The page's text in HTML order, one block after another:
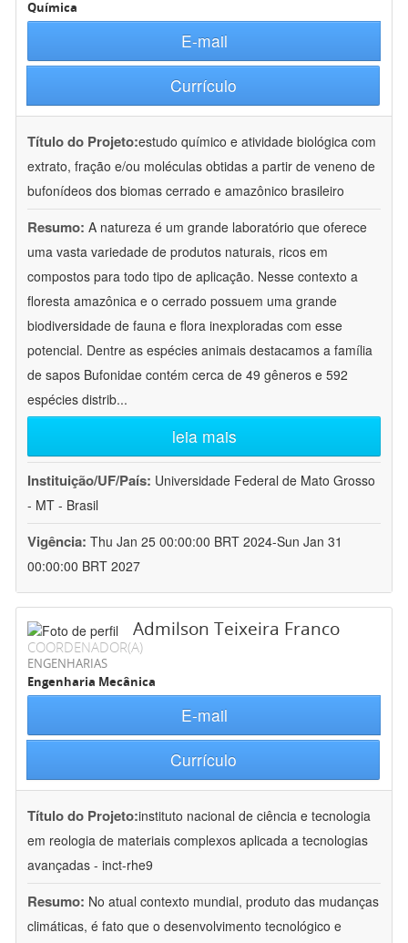
Química
E-mail
Currículo
Título do Projeto:estudo químico e atividade biológica com
extrato, fração e/ou moléculas obtidas a partir de veneno de
bufonídeos dos biomas cerrado e amazônico brasileiro
Resumo: A natureza é um grande laboratório que oferece
uma vasta variedade de produtos naturais, ricos em
compostos para todo tipo de aplicação. Nesse contexto a
floresta amazônica e o cerrado possuem uma grande
biodiversidade de fauna e flora inexploradas com esse
potencial. Dentre as espécies animais destacamos a família
de sapos Bufonidae contém cerca de 49 gêneros e 592
espécies distrib...
leia mais
Instituição/UF/País: Universidade Federal de Mato Grosso
- MT - Brasil
Vigência: Thu Jan 25 00:00:00 BRT 2024-Sun Jan 31
00:00:00 BRT 2027
Admilson Teixeira Franco
COORDENADOR(A)
ENGENHARIAS
Engenharia Mecânica
E-mail
Currículo
Título do Projeto:instituto nacional de ciência e tecnologia
em reologia de materiais complexos aplicada a tecnologias
avançadas - inct-rhe9
Resumo: No atual contexto mundial, produto das mudanças
climáticas, é fato que o desenvolvimento tecnológico e